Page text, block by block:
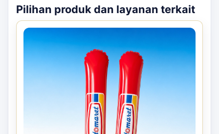
Pilihan produk dan layanan terkait